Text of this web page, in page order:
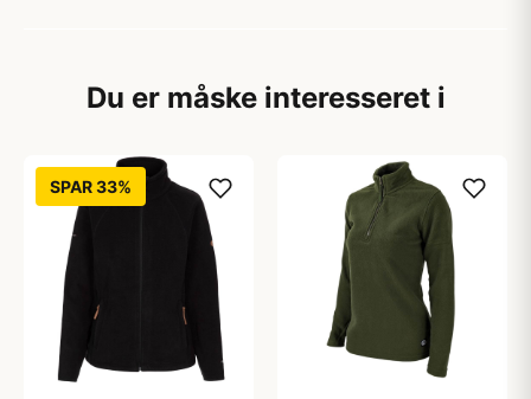
Du er måske interesseret i
SPAR 33%